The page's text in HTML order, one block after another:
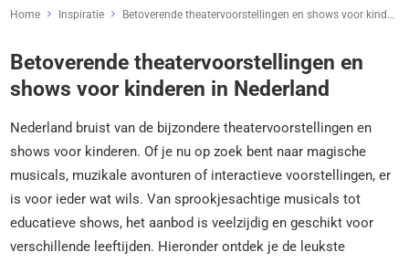
Home Inspiratie Betoverende theatervoorstellingen en shows voor kinderen in Nederland
Betoverende theatervoorstellingen en
shows voor kinderen in Nederland
Nederland bruist van de bijzondere theatervoorstellingen en
shows voor kinderen. Of je nu op zoek bent naar magische
musicals, muzikale avonturen of interactieve voorstellingen, er
is voor ieder wat wils. Van sprookjesachtige musicals tot
educatieve shows, het aanbod is veelzijdig en geschikt voor
verschillende leeftijden. Hieronder ontdek je de leukste